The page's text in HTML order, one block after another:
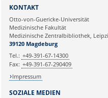
SOZIALE MEDIEN
KONTAKT
Otto-von-Guericke-Universität
Medizinische Fakultät
Medizinische Zentralbibliothek,
39120 Magdeburg
Tel.: +49-391-67-14300
Fax: +49-391-67-290409
Impressum